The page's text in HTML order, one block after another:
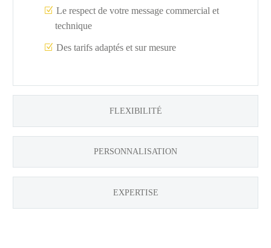
Le respect de votre message commercial et
technique
Des tarifs adaptés et sur mesure
FLEXIBILITÉ
PERSONNALISATION
EXPERTISE